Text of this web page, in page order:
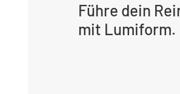
Führe dein
mit Lumiform.